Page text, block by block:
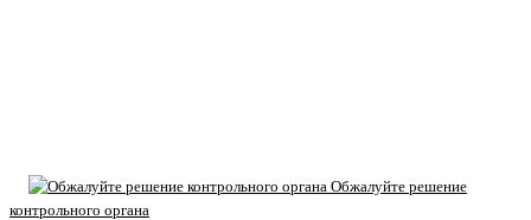
Обжалуйте решение
контрольного органа